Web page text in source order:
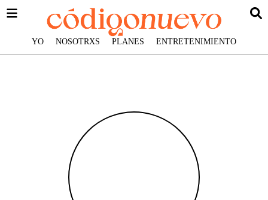
YO NOSOTRXS PLANES ENTRETENIMIENTO